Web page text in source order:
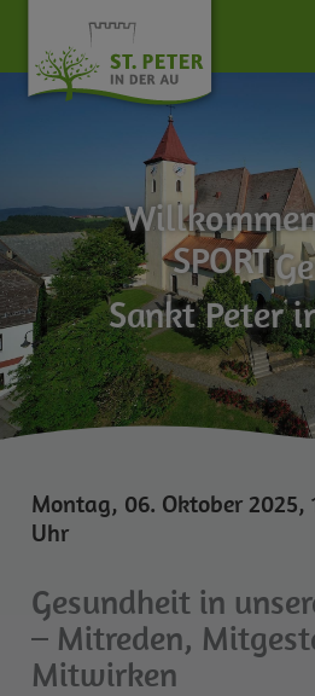
WANDER
FREIZEIT
SPORT
FAMILIEN
UMWELT
Sankt Peter
Montag, 06. Oktober 2025,
Uhr
Gesundheit in
– Mitreden,
Mitwirken